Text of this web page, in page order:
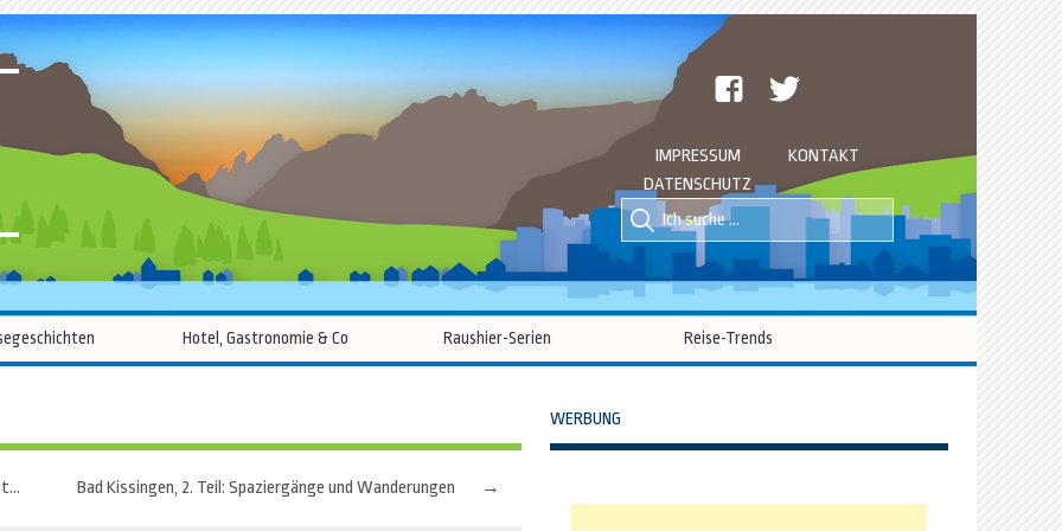
facebook
IMPRESSUM
KONTAKT
DATENSCHUTZ
Suche
nach::
Suche
nach:
Hotel, Gastronomie & Co Raushier-Serien Reise-Trends
Klingenberg: Terrassenförmige Steillagen für exquisite Rotweine →
Bad Kissingen, 2. Teil: Spaziergänge und Wanderungen
WERBUNG